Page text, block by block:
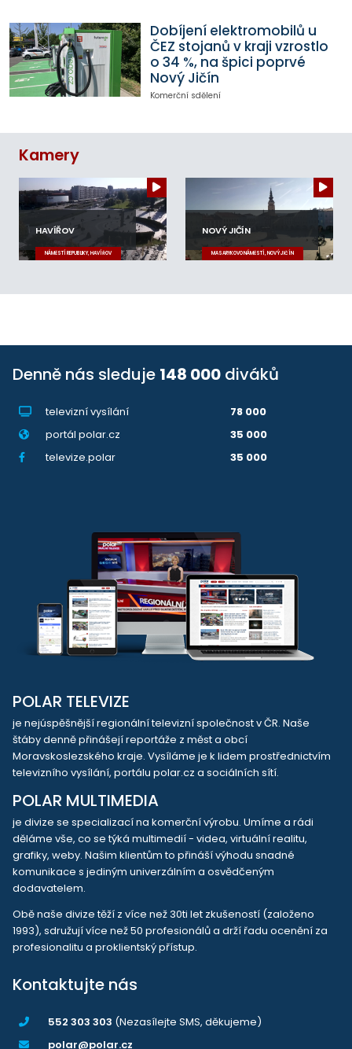
Dobíjení elektromobilů u
ČEZ stojanů v kraji vzrostlo
o 34 %, na špici poprvé
Nový Jičín
Komerční sdělení
Kamery
HAVÍŘOV
NÁMĚSTÍ REPUBLIKY, HAVÍŘOV
NOVÝ JIČÍN
MASARYKOVO NÁMĚSTÍ, NOVÝ JIČÍN
Denně nás sleduje 148 000 diváků
televizní vysílání
78 000
portál polar.cz
35 000
televize.polar
35 000
POLAR TELEVIZE
je nejúspěšnější regionální televizní společnost v ČR. Naše
štáby denně přinášejí reportáže z měst a obcí
Moravskoslezského kraje. Vysíláme je k lidem prostřednictvím
televizního vysílání, portálu polar.cz a sociálních sítí.
POLAR MULTIMEDIA
je divize se specializací na komerční výrobu. Umíme a rádi
děláme vše, co se týká multimedií - videa, virtuální realitu,
grafiky, weby. Našim klientům to přináší výhodu snadné
komunikace s jediným univerzálním a osvědčeným
dodavatelem.
Obě naše divize těží z více než 30ti let zkušeností (založeno
1993), sdružují více než 50 profesionálů a drží řadu ocenění za
profesionalitu a proklientský přístup.
Kontaktujte nás
552 303 303 (Nezasílejte SMS, děkujeme)
polar@polar.cz